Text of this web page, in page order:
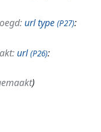
url type (P27):
url (P26):